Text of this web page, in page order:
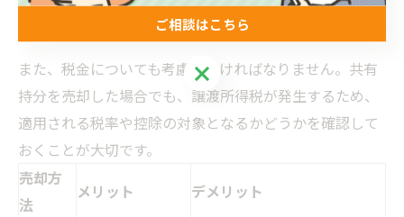
また、税金についても考慮しなければなりません。共有
持分を売却した場合でも、譲渡所得税が発生するため、
適用される税率や控除の対象となるかどうかを確認して
おくことが大切です。
売却方
法
メリット
デメリット
ご相談はこちら
ご相談はこちら